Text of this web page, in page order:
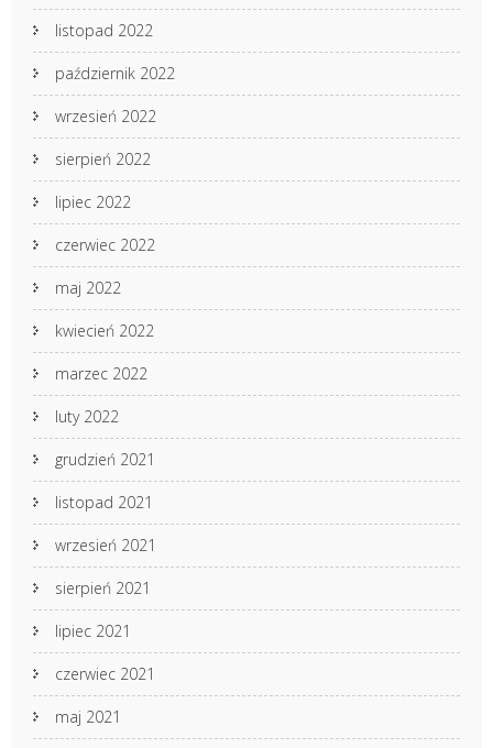
listopad 2022
październik 2022
wrzesień 2022
sierpień 2022
lipiec 2022
czerwiec 2022
maj 2022
kwiecień 2022
marzec 2022
luty 2022
grudzień 2021
listopad 2021
wrzesień 2021
sierpień 2021
lipiec 2021
czerwiec 2021
maj 2021